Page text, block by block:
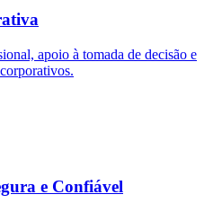
apoio à tomada de decisão e
e Confiável